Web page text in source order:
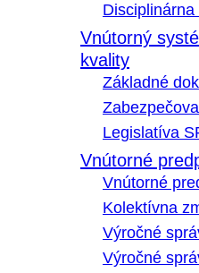
Vnútorný
kvality
Základné
Legislatíva
Vnútorné
Vnútorné
Kolektívna
Výročné
Výročné